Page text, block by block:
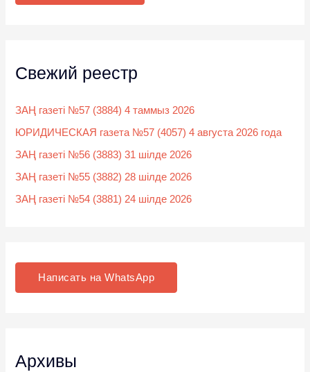
Свежий реестр
ЗАҢ газеті №57 (3884) 4 таммыз 2026
ЮРИДИЧЕСКАЯ газета №57 (4057) 4 августа 2026 года
ЗАҢ газеті №56 (3883) 31 шілде 2026
ЗАҢ газеті №55 (3882) 28 шілде 2026
ЗАҢ газеті №54 (3881) 24 шілде 2026
Написать на WhatsApp
Архивы